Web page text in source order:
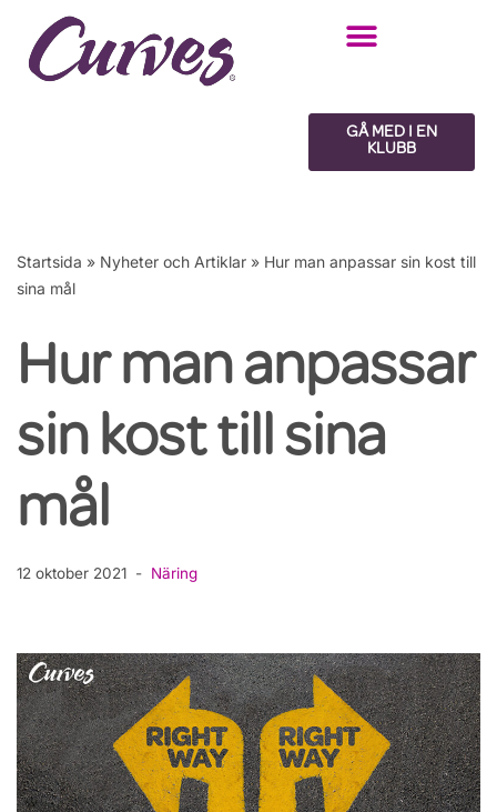
Hoppa
GÅ MED I EN
KLUBB
Startsida » Nyheter och Artiklar » Hur man anpassar sin kost till
sina mål
Hur man anpassar
sin kost till sina
mål
12 oktober 2021 Näring